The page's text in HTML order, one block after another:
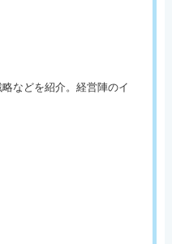
などを紹介。経営陣のイ